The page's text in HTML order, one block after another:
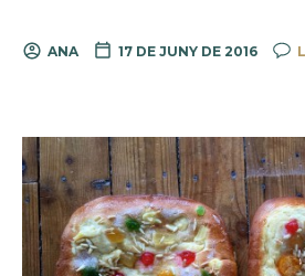
ANA 17 DE JUNY DE 2016